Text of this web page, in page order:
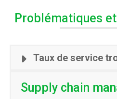
Problématiques
Taux de service
Supply chain